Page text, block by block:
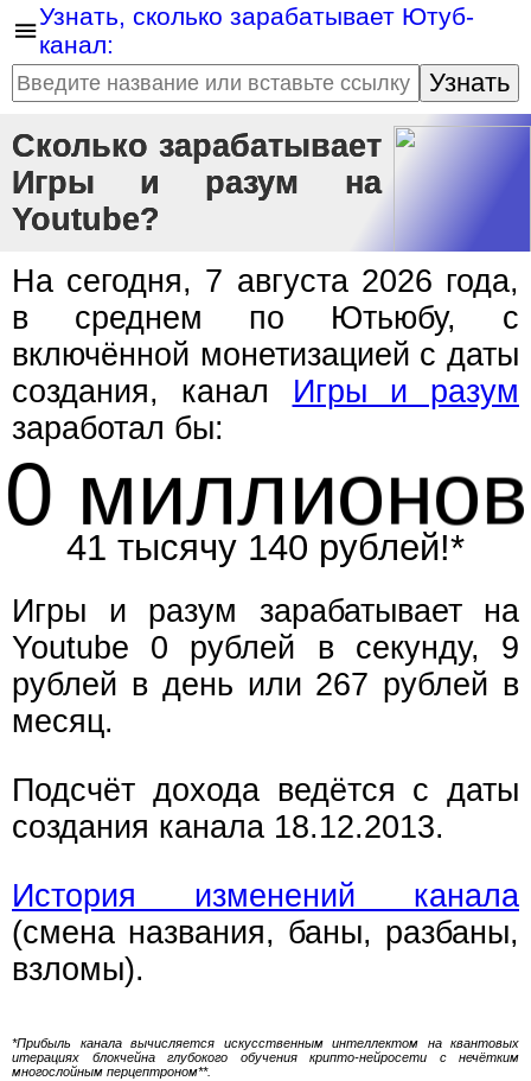
Узнать, сколько зарабатывает Ютуб-
канал:
Узнать
Сколько зарабатывает
Игры и разум на
Youtube?
На сегодня, 7 августа 2026 года,
в среднем по Ютьюбу, с
включённой монетизацией с даты
создания, канал Игры и разум
заработал бы:
0 миллионов
41 тысячу 140 рублей!*
Игры и разум зарабатывает на
Youtube 0 рублей в секунду, 9
рублей в день или 267 рублей в
месяц.
Подсчёт дохода ведётся с даты
создания канала 18.12.2013.
История изменений канала
(смена названия, баны, разбаны,
взломы).
*Прибыль канала вычисляется искусственным интеллектом на квантовых
итерациях блокчейна глубокого обучения крипто-нейросети с нечётким
многослойным перцептроном**.